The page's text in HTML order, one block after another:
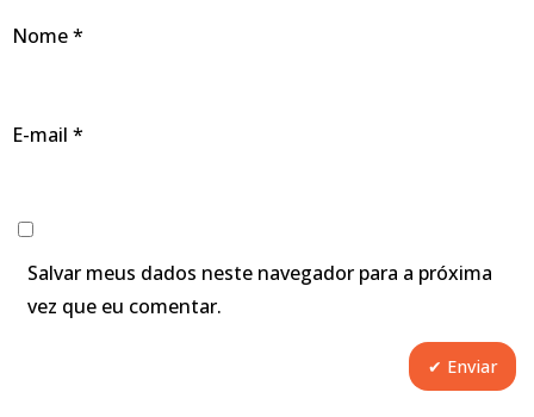
Nome*
E-mail *
Salvar meus dados neste navegador para a próxima
vez que eu comentar.